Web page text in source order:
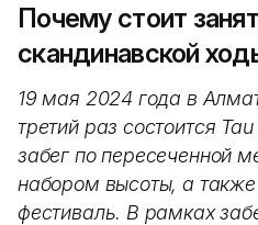
Почему стоит
скандинавской
19 мая 2024 года в
третий раз состоится
забег по пересеченной
набором высоты, а
фестиваль. В рамках